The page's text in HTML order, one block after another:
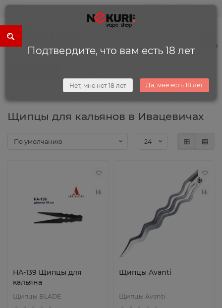
Щипцы для кальянов в Ивацевичах
HA-139 Щипцы для
кальяна
Щипцы BLADE
Щипцы Avanti
Щипцы Avanti
Подтвердите, что вам есть 18 лет
Нет, мне нет 18 лет Да, мне есть 18 лет